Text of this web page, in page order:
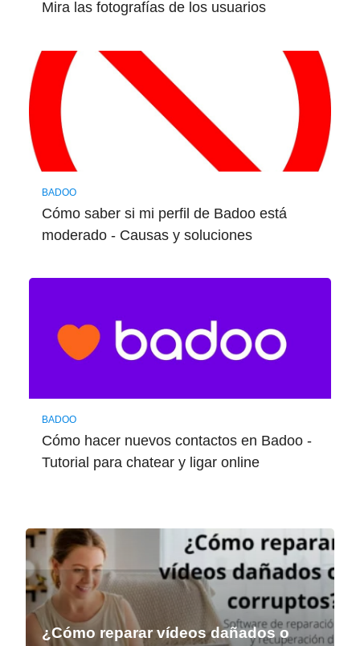
Mira las fotografías de los usuarios
BADOO
Cómo saber si mi perfil de Badoo está
moderado - Causas y soluciones
BADOO
Cómo hacer nuevos contactos en Badoo -
Tutorial para chatear y ligar online
¿Cómo reparar vídeos dañados o